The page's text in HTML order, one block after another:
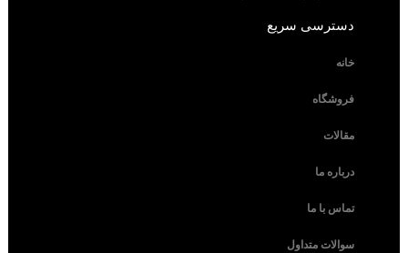
دسترسی سریع
خانه
فروشگاه
مقالات
درباره ما
تماس با ما
سوالات متداول